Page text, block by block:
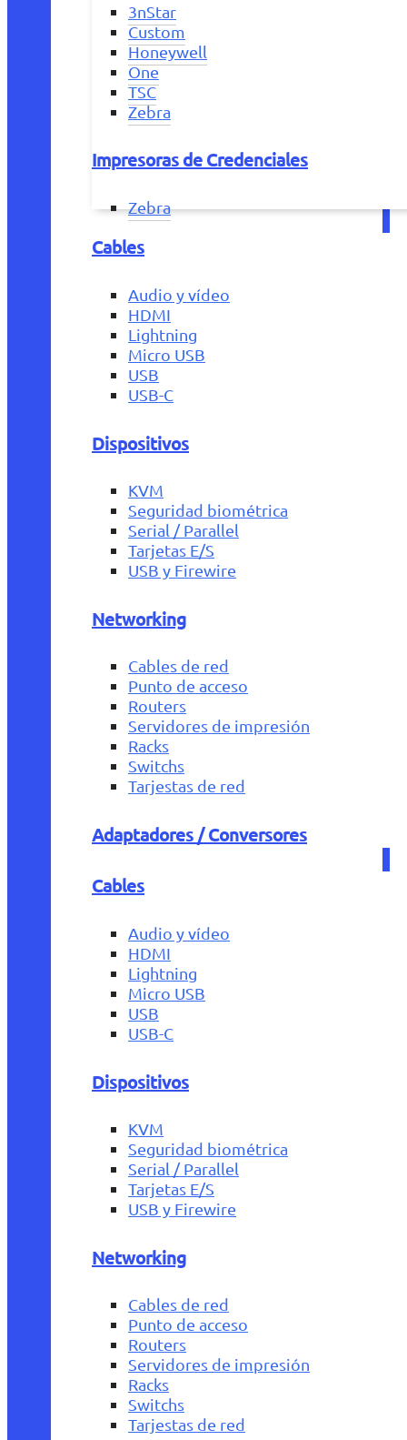
3nStar
Custom
Honeywell
One
TSC
Zebra
Impresoras de Credenciales
Zebra
Cables
Audio y vídeo
HDMI
Lightning
Micro USB
USB
USB-C
Dispositivos
KVM
Seguridad biométrica
Serial / Parallel
Tarjetas E/S
USB y Firewire
Networking
Cables de red
Punto de acceso
Routers
Servidores de impresión
Racks
Switchs
Tarjestas de red
Adaptadores / Conversores
Cables
Audio y vídeo
HDMI
Lightning
Micro USB
USB
USB-C
Dispositivos
KVM
Seguridad biométrica
Serial / Parallel
Tarjetas E/S
USB y Firewire
Networking
Cables de red
Punto de acceso
Routers
Servidores de impresión
Racks
Switchs
Tarjestas de red